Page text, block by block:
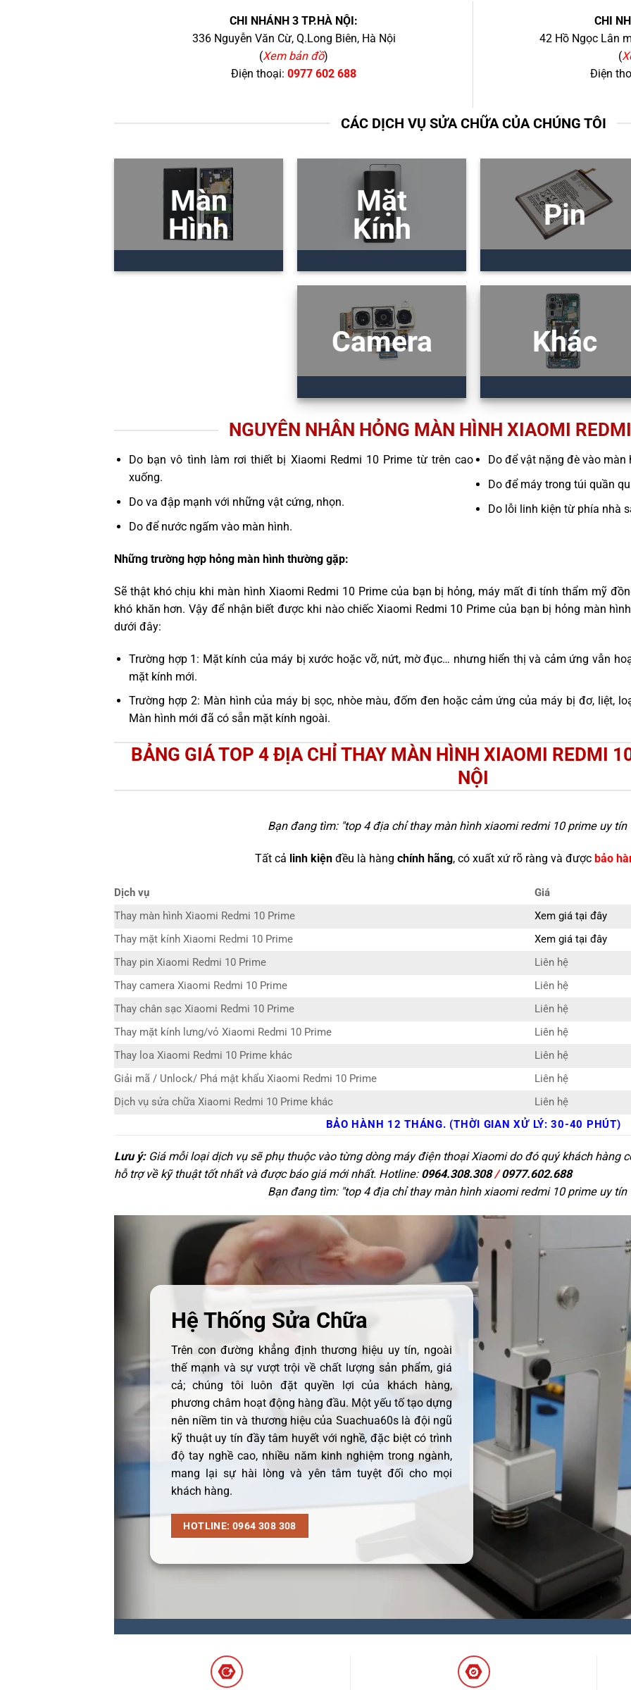
CHI NHÁNH 3 TP.HÀ NỘI:
336 Nguyễn Văn Cừ, Q.Long Biên, Hà Nội
(Xem bản đồ)
Điện thoại: 0977 602 688
CHI
42 Hồ Ngọc Lân
(
Điện
CÁC DỊCH VỤ SỬA CHỮA CỦA CHÚNG TÔI
Màn
Hình
Mặt
Kính
Pin
Camera Khác
NGUYÊN NHÂN HỎNG MÀN HÌNH XIAOMI
Do bạn vô tình làm rơi thiết bị Xiaomi Redmi 10 Prime từ trên cao
xuống.
Do va đập mạnh với những vật cứng, nhọn.
Do để nước ngấm vào màn hình.
Do để vật nặng đè vào màn
Do để máy trong túi quần
Do lỗi linh kiện từ phía nhà
Những trường hợp hỏng màn hình thường gặp:
Sẽ thật khó chịu khi màn hình Xiaomi Redmi 10 Prime của bạn bị hỏng, máy mất đi tính thẩm mỹ
khó khăn hơn. Vậy để nhận biết được khi nào chiếc Xiaomi Redmi 10 Prime của bạn bị hỏng màn
dưới đây:
Trường hợp 1: Mặt kính của máy bị xước hoặc vỡ, nứt, mờ đục… nhưng hiển thị và cảm ứng vẫn
mặt kính mới.
Trường hợp 2: Màn hình của máy bị sọc, nhòe màu, đốm đen hoặc cảm ứng của máy bị đơ, liệt,
Màn hình mới đã có sẵn mặt kính ngoài.
BẢNG GIÁ TOP 4 ĐỊA CHỈ THAY MÀN HÌNH XIAOMI REDMI
NỘI
Bạn đang tìm: "top 4 địa chỉ thay màn hình xiaomi redmi 10 prime uy tín
Tất cả linh kiệnđều là hàng chính hãng, có xuất xứ rõ ràng và được bảo
Dịch vụ
Giá
Thay màn hình Xiaomi Redmi 10 Prime
Xem giá tại đây
Thay mặt kính Xiaomi Redmi 10 Prime
Xem giá tại đây
Thay pin Xiaomi Redmi 10 Prime
Liên hệ
Thay camera Xiaomi Redmi 10 Prime
Liên hệ
Thay chân sạc Xiaomi Redmi 10 Prime
Liên hệ
Thay mặt kính lưng/vỏ Xiaomi Redmi 10 Prime
Liên hệ
Thay loa Xiaomi Redmi 10 Prime khác
Liên hệ
Giải mã / Unlock/ Phá mật khẩu Xiaomi Redmi 10 Prime
Liên hệ
Dịch vụ sửa chữa Xiaomi Redmi 10 Prime khác
Liên hệ
BẢO HÀNH 12 THÁNG. (THỜI GIAN XỬ LÝ: 30-40 PHÚT)
Lưu ý:Giá mỗi loại dịch vụ sẽ phụ thuộc vào từng dòng máy điện thoại Xiaomi do đó quý khách hàng
hỗ trợ về kỹ thuật tốt nhất và được báo giá mới nhất. Hotline: 0964.308.308/0977.602.688
Bạn đang tìm: "top 4 địa chỉ thay màn hình xiaomi redmi 10 prime uy tín
Hệ Thống Sửa Chữa
Trên con đường khẳng định thương hiệu uy tín, ngoài
thế mạnh và sự vượt trội về chất lượng sản phẩm, giá
cả; chúng tôi luôn đặt quyền lợi của khách hàng,
phương châm hoạt động hàng đầu. Một yếu tố tạo dựng
nên niềm tin và thương hiệu của Suachua60s là đội ngũ
kỹ thuật uy tín đầy tâm huyết với nghề, đặc biệt có trình
độ tay nghề cao, nhiều năm kinh nghiệm trong ngành,
mang lại sự hài lòng và yên tâm tuyệt đối cho mọi
khách hàng.
HOTLINE: 0964 308 308